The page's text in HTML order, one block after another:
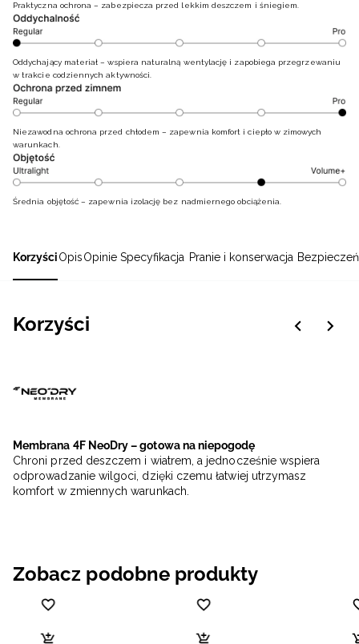
KorzyściOpisOpinie Specyfikacja Pranie i konserwacja
Korzyści
Membrana 4F NeoDry – gotowa na niepogodę
Chroni przed deszczem i wiatrem, a jednocześnie wspiera
odprowadzanie wilgoci, dzięki czemu łatwiej utrzymasz
komfort w zmiennych warunkach.
Praktyczna ochrona – zabezpiecza przed lekkim deszczem i śniegiem.
Oddychający materiał – wspiera naturalną wentylację i zapobiega przegrzewaniu
w trakcie codziennych aktywności.
Niezawodna ochrona przed chłodem – zapewnia komfort i ciepło w zimowych
warunkach.
Średnia objętość – zapewnia izolację bez nadmiernego obciążenia.
Zobacz podobne produkty